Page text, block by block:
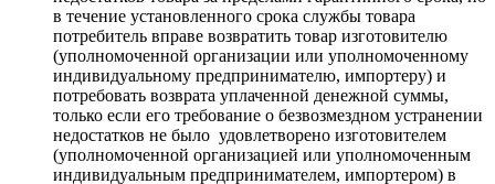
в течение установленного срока службы товара
потребитель вправе возвратить товар изготовителю
(уполномоченной организации или уполномоченному
индивидуальному предпринимателю, импортеру) и
потребовать возврата уплаченной денежной суммы,
только если его требование о безвозмездном устранении
недостатков не было удовлетворено изготовителем
(уполномоченной организацией или уполномоченным
индивидуальным предпринимателем, импортером) в